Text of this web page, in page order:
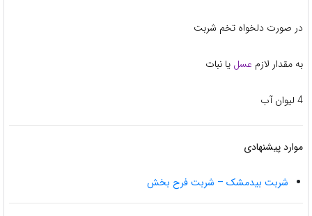
در صورت دلخواه تخم شربت
به مقدار لازم عسل یا نبات
4 لیوان آب
موارد پیشنهادی
شربت بیدمشک – شربت فرح بخش